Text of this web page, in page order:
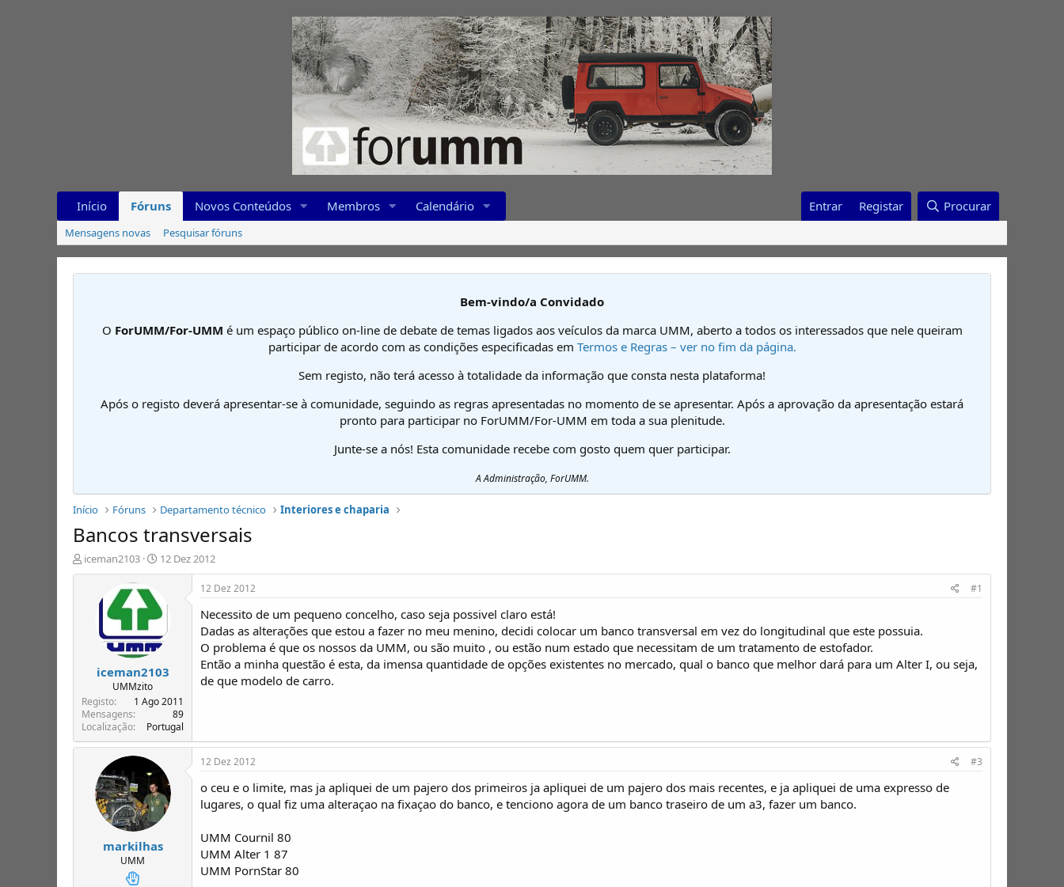
Início Fóruns Novos Conteúdos Membros Calendário Entrar Registar Procurar
Mensagens novas Pesquisar fóruns
Bem-vindo/a Convidado
O ForUMM/For-UMM é um espaço público on-line de debate de temas ligados aos veículos da marca UMM, aberto a todos os interessados que nele queiram
participar de acordo com as condições especificadas em Termos e Regras – ver no fim da página.
Sem registo, não terá acesso à totalidade da informação que consta nesta plataforma!
Após o registo deverá apresentar-se à comunidade, seguindo as regras apresentadas no momento de se apresentar. Após a aprovação da apresentação estará
pronto para participar no ForUMM/For-UMM em toda a sua plenitude.
Junte-se a nós! Esta comunidade recebe com gosto quem quer participar.
A Administração, ForUMM.
Início Fóruns Departamento técnico Interiores e chaparia
Bancos transversais
I
n
e
T
ó
p
iceman2103
D
a
d
i
í
12 Dez 2012
iceman2103
UMMzito
Registo
1 Ago 2011
Mensagens
89
Localização
Portugal
12 Dez 2012 #1
Necessito de um pequeno concelho, caso seja possivel claro está!
Dadas as alterações que estou a fazer no meu menino, decidi colocar um banco transversal em vez do longitudinal que este possuia.
O problema é que os nossos da UMM, ou são muito , ou estão num estado que necessitam de um tratamento de estofador.
Então a minha questão é esta, da imensa quantidade de opções existentes no mercado, qual o banco que melhor dará para um Alter I, ou seja,
de que modelo de carro.
markilhas
UMM
12 Dez 2012 #3
o ceu e o limite, mas ja apliquei de um pajero dos primeiros ja apliquei de um pajero dos mais recentes, e ja apliquei de uma expresso de
lugares, o qual fiz uma alteraçao na fixaçao do banco, e tenciono agora de um banco traseiro de um a3, fazer um banco.
UMM Cournil 80
UMM Alter 1 87
UMM PornStar 80